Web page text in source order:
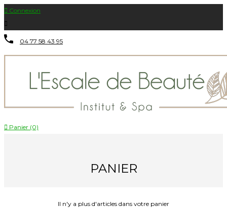
 Connexion

04 77 58 43 95
 Panier (0)
PANIER
Il n'y a plus d'articles dans votre panier